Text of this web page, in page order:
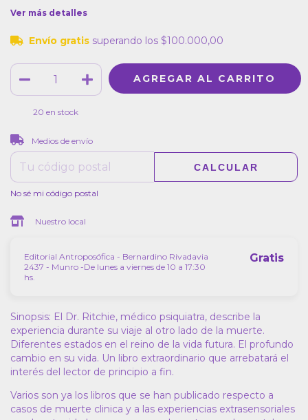
Ver más detalles
Envío gratis superando los $100.000,00
20 en stock
Entregas para el CP:
Medios de envío
CALCULAR
No sé mi código postal
Nuestro local
Editorial Antroposófica - Bernardino Rivadavia
2437 - Munro -De lunes a viernes de 10 a 17:30
hs.
Gratis
Sinopsis: El Dr. Ritchie, médico psiquiatra, describe la
experiencia durante su viaje al otro lado de la muerte.
Diferentes estados en el reino de la vida futura. El profundo
cambio en su vida. Un libro extraordinario que arrebatará el
interés del lector de principio a fin.
Varios son ya los libros que se han publicado respecto a
casos de muerte clinica y a las experiencias extrasensoriales